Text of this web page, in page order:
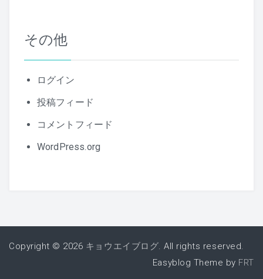
その他
ログイン
投稿フィード
コメントフィード
WordPress.org
Copyright © 2026 キョウエイブログ. All rights reserved.
Easyblog Theme by FRT